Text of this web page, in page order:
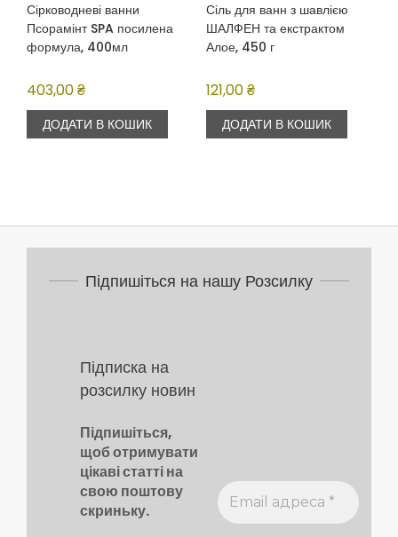
Сірководневі ванни
Псорамінт SPA посилена
формула, 400мл
403,00₴
ДОДАТИ В КОШИК
Сіль для ванн з шавлією
ШАЛФЕН та екстрактом
Алое, 450 г
121,00₴
ДОДАТИ В КОШИК
Підпишіться на нашу Розсилку
Підписка на
розсилку новин
Підпишіться,
щоб отримувати
цікаві статті на
свою поштову
скриньку.